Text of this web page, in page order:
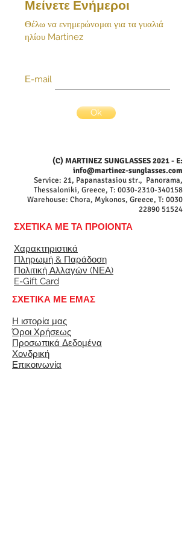
προϊόντος. Επικοινωνήστε άμεσα
μαζί μας με email:
Μείνετε Ενήμεροι
Θέλω να ενημερώνομαι για τα γυαλιά
ηλίου Martinez
Ε-mail
Ok
(C) MARTINEZ SUNGLASSES 2021 - E:
info@martinez-sunglasses.com
Service: 21, Papanastasiou str., Panorama,
Thessaloniki, Greece, T: 0030-2310-340158
Warehouse: Chora, Mykonos, Greece, T: 0030
22890 51524
ΣΧΕΤΙΚΑ ΜΕ ΤΑ ΠΡΟΙΟΝΤΑ
Χαρακτηριστικά
Πληρωμή & Παράδοση
Πολιτική Αλλαγών (ΝΕΑ)
E-Gift Card
ΣΧΕΤΙΚΑ ΜΕ ΕΜΑΣ
Η ιστορία μας
Όροι Χρήσεως
Προσωπικά Δεδομένα
Χονδρική
Επικοινωνία